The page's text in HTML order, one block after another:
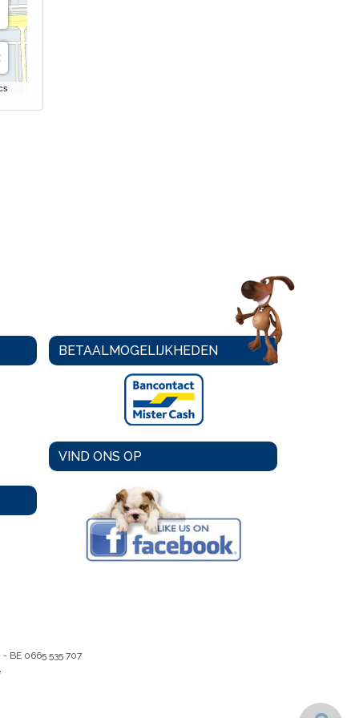
BETAALMOGELIJKHEDEN
VIND ONS OP
- BE 0665 535 707